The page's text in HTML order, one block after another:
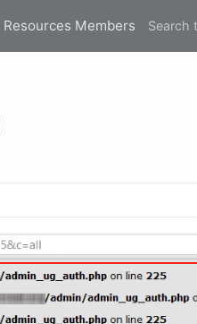
Resources Members